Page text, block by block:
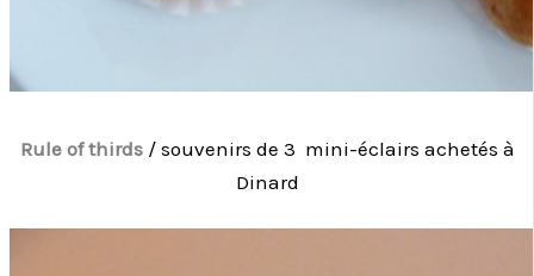
Rule of thirds / souvenirs de 3 mini-éclairs achetés à
Dinard